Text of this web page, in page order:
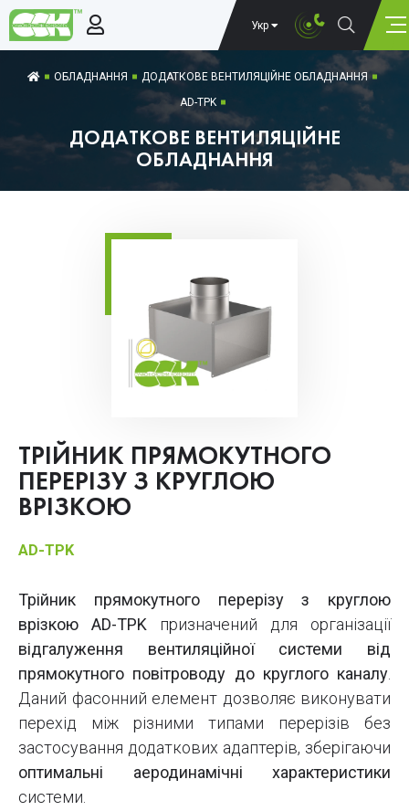
Укр
ОБЛАДНАННЯ
ДОДАТКОВЕ ВЕНТИЛЯЦІЙНЕ ОБЛАДНАННЯ
AD-TPK
ДОДАТКОВЕ ВЕНТИЛЯЦІЙНЕ
ОБЛАДНАННЯ
ТРІЙНИК ПРЯМОКУТНОГО
ПЕРЕРІЗУ З КРУГЛОЮ
ВРІЗКОЮ
AD-TPK
Трійник прямокутного перерізу з круглою
врізкою AD-TPK призначений для організації
відгалуження вентиляційної системи від
прямокутного повітроводу до круглого каналу
Даний фасонний елемент дозволяє виконувати
перехід між різними типами перерізів без
застосування додаткових адаптерів, зберігаючи
оптимальні аеродинамічні характеристики
системи.